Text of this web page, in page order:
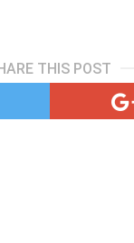
THIS POST